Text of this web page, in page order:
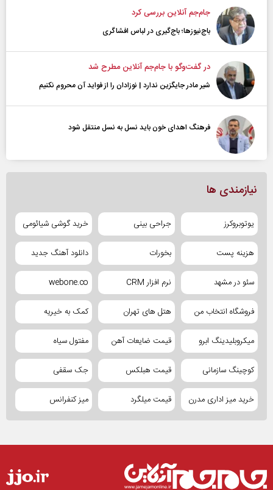
جام‌جم آنلاین بررسی کرد
باج‌نیوزها؛ باج‌گیری در لباس افشاگری
در گفت‌و‌گو با جام‌جم آنلاین مطرح شد
شیر مادر جایگزین ندارد | نوزادان را از فواید آن محروم نکنیم
فرهنگ اهدای خون باید نسل به نسل منتقل شود
نیازمندی ها
یوتوبروکرز جراحی بینی خرید گوشی شیائومی
هزینه پست بخورات دانلود آهنگ جدید
سئو در مشهد نرم افزار CRM webone.co
فروشگاه انتخاب من هتل های تهران کمک به خیریه
میکروبلیدینگ ابرو قیمت ضایعات آهن مفتول سیاه
کوچینگ سازمانی قیمت هبلکس جک سقفی
خرید میز اداری مدرن قیمت میلگرد میز کنفرانس